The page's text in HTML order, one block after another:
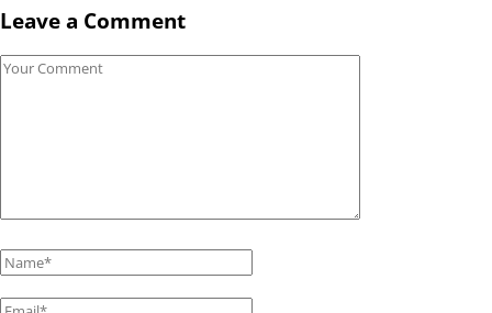
Leave a Comment